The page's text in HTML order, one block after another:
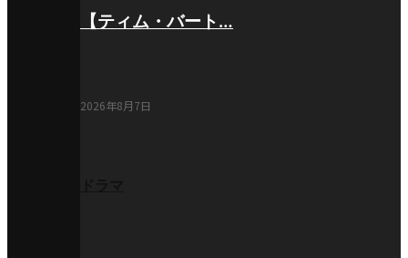
【ティム・バート…
2026年8月7日